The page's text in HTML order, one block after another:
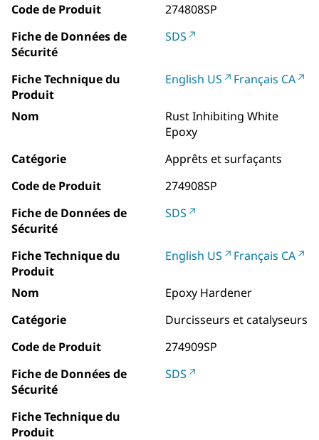
Code de Produit
274808SP
Fiche de Données de
Sécurité
SDS
Fiche Technique du
Produit
English US Français CA
Nom
Rust Inhibiting White
Epoxy
Catégorie
Apprêts et surfaçants
Code de Produit
274908SP
Fiche de Données de
Sécurité
SDS
Fiche Technique du
Produit
English US Français CA
Nom
Epoxy Hardener
Catégorie
Durcisseurs et catalyseurs
Code de Produit
274909SP
Fiche de Données de
Sécurité
SDS
Fiche Technique du
Produit